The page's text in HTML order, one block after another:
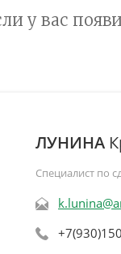
у вас
ЛУНИНА
Специалист по